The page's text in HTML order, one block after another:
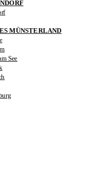
MÜNSTERLAND
See